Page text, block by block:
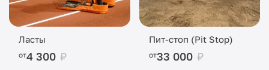
Ласты
от4 300 ₽
Пит-стоп (Pit Stop)
от33 000 ₽